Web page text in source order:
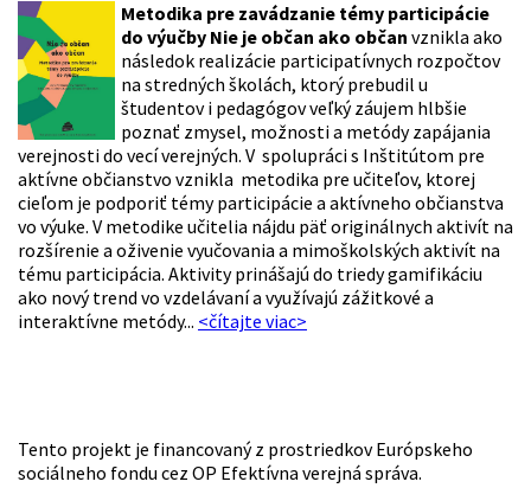
Metodika pre zavádzanie témy participácie
do výučby Nie je občan ako občan vznikla ako
následok realizácie participatívnych rozpočtov
na stredných školách, ktorý prebudil u
študentov i pedagógov veľký záujem hlbšie
poznať zmysel, možnosti a metódy zapájania
verejnosti do vecí verejných. V spolupráci s Inštitútom pre
aktívne občianstvo vznikla metodika pre učiteľov, ktorej
cieľom je podporiť témy participácie a aktívneho občianstva
vo výuke. V metodike učitelia nájdu päť originálnych aktivít na
rozšírenie a oživenie vyučovania a mimoškolských aktivít na
tému participácia. Aktivity prinášajú do triedy gamifikáciu
ako nový trend vo vzdelávaní a využívajú zážitkové a
interaktívne metódy... <čítajte viac>
Tento projekt je financovaný z prostriedkov Európskeho
sociálneho fondu cez OP Efektívna verejná správa.